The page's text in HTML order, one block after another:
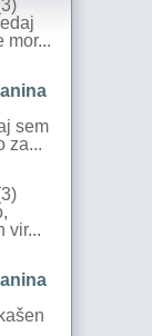
mor...
sem
za...
vir...